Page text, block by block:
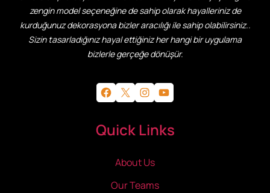
zengin model seçeneğine de sahip olarak hayalleriniz de
kurduğunuz dekorasyona bizler aracılığı ile sahip olabilirsiniz..
Sizin tasarladığınız hayal ettiğiniz her hangi bir uygulama
bizlerle gerçeğe dönüşür.
Facebook X Instagram YouTube
Quick Links
About Us
Our Teams